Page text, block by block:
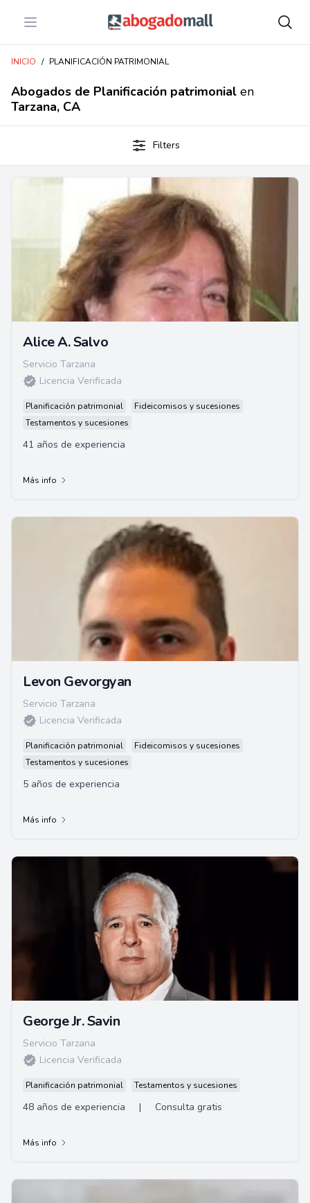
Open menu Abogadomall
INICIO / PLANIFICACIÓN PATRIMONIAL
Abogados de Planificación patrimonial en
Tarzana, CA
Filters
Alice A. Salvo
Servicio Tarzana
Licencia Verificada
Planificación patrimonial
Fideicomisos y sucesiones
Testamentos y sucesiones
41 años de experiencia
Más info
Levon Gevorgyan
Servicio Tarzana
Licencia Verificada
Planificación patrimonial
Fideicomisos y sucesiones
Testamentos y sucesiones
5 años de experiencia
Más info
George Jr. Savin
Servicio Tarzana
Licencia Verificada
Planificación patrimonial Testamentos y sucesiones
48 años de experiencia | Consulta gratis
Más info